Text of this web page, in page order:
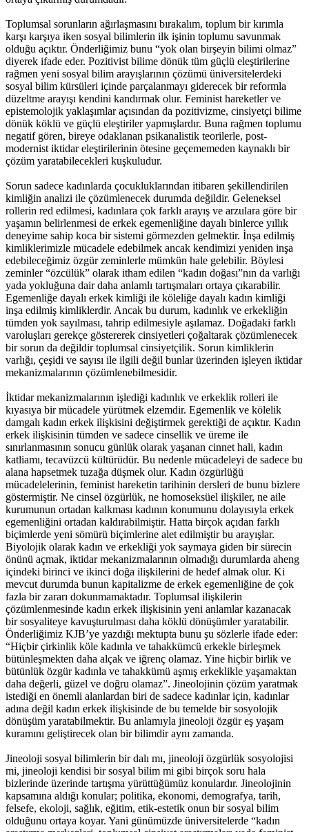
Toplumsal sorunların ağırlaşmasını bırakalım, toplum bir kırımla
karşı karşıya iken sosyal bilimlerin ilk işinin toplumu savunmak
olduğu açıktır. Önderliğimiz bunu “yok olan birşeyin bilimi olmaz”
diyerek ifade eder. Pozitivist bilime dönük tüm güçlü eleştirilerine
rağmen yeni sosyal bilim arayışlarının çözümü üniversitelerdeki
sosyal bilim kürsüleri içinde parçalanmayı giderecek bir reformla
düzeltme arayışı kendini kandırmak olur. Feminist hareketler ve
epistemolojik yaklaşımlar açısından da pozitivizme, cinsiyetçi bilime
dönük köklü ve güçlü eleştiriler yapmışlardır. Buna rağmen toplumu
negatif gören, bireye odaklanan psikanalistik teorilerle, post-
modernist iktidar eleştirilerinin ötesine geçememeden kaynaklı bir
çözüm yaratabilecekleri kuşkuludur.
Sorun sadece kadınlarda çocukluklarından itibaren şekillendirilen
kimliğin analizi ile çözümlenecek durumda değildir. Geleneksel
rollerin red edilmesi, kadınlara çok farklı arayış ve arzulara göre bir
yaşamın belirlenmesi de erkek egemenliğine dayalı binlerce yıllık
deneyime sahip koca bir sistemi görmezden gelmektir. İnşa edilmiş
kimliklerimizle mücadele edebilmek ancak kendimizi yeniden inşa
edebileceğimiz özgür zeminlerle mümkün hale gelebilir. Böylesi
zeminler “özcülük” olarak itham edilen “kadın doğası”nın da varlığı
yada yokluğuna dair daha anlamlı tartışmaları ortaya çıkarabilir.
Egemenliğe dayalı erkek kimliği ile köleliğe dayalı kadın kimliği
inşa edilmiş kimliklerdir. Ancak bu durum, kadınlık ve erkekliğin
tümden yok sayılması, tahrip edilmesiyle aşılamaz. Doğadaki farklı
varoluşları gerekçe göstererek cinsiyetleri çoğaltarak çözümlenecek
bir sorun da değildir toplumsal cinsiyetçilik. Sorun kimliklerin
varlığı, çeşidi ve sayısı ile ilgili değil bunlar üzerinden işleyen iktidar
mekanizmalarının çözümlenebilmesidir.
İktidar mekanizmalarının işlediği kadınlık ve erkeklik rolleri ile
kıyasıya bir mücadele yürütmek elzemdir. Egemenlik ve kölelik
damgalı kadın erkek ilişkisini değiştirmek gerektiği de açıktır. Kadın
erkek ilişkisinin tümden ve sadece cinsellik ve üreme ile
sınırlanmasının sonucu günlük olarak yaşanan cinnet hali, kadın
katliamı, tecavüzcü kültürüdür. Bu nedenle mücadeleyi de sadece bu
alana hapsetmek tuzağa düşmek olur. Kadın özgürlüğü
mücadelelerinin, feminist hareketin tarihinin dersleri de bunu bizlere
göstermiştir. Ne cinsel özgürlük, ne homoseksüel ilişkiler, ne aile
kurumunun ortadan kalkması kadının konumunu dolayısıyla erkek
egemenliğini ortadan kaldırabilmiştir. Hatta birçok açıdan farklı
biçimlerde yeni sömürü biçimlerine alet edilmiştir bu arayışlar.
Biyolojik olarak kadın ve erkekliği yok saymaya giden bir sürecin
önünü açmak, iktidar mekanizmalarının olmadığı durumlarda aheng
içindeki birinci ve ikinci doğa ilişkilerini de hedef almak olur. Ki
mevcut durumda bunun kapitalizme de erkek egemenliğine de çok
fazla bir zararı dokunmamaktadır. Toplumsal ilişkilerin
çözümlenmesinde kadın erkek ilişkisinin yeni anlamlar kazanacak
bir sosyaliteye kavuşturulması daha köklü dönüşümler yaratabilir.
Önderliğimiz KJB’ye yazdığı mektupta bunu şu sözlerle ifade eder:
“Hiçbir çirkinlik köle kadınla ve tahakkümcü erkekle birleşmek
bütünleşmekten daha alçak ve iğrenç olamaz. Yine hiçbir birlik ve
bütünlük özgür kadınla ve tahakkümü aşmış erkeklikle yaşamaktan
daha değerli, güzel ve doğru olamaz”. Jineolojinin çözüm yaratmak
istediği en önemli alanlardan biri de sadece kadınlar için, kadınlar
adına değil kadın erkek ilişkisinde de bu temelde bir sosyolojik
dönüşüm yaratabilmektir. Bu anlamıyla jineoloji özgür eş yaşam
kuramını geliştirecek olan bir bilimdir aynı zamanda.
Jineoloji sosyal bilimlerin bir dalı mı, jineoloji özgürlük sosyolojisi
mi, jineoloji kendisi bir sosyal bilim mi gibi birçok soru hala
bizlerinde üzerinde tartışma yürüttüğümüz konulardır. Jineolojinin
kapsamına aldığı konular; politika, ekonomi, demografya, tarih,
felsefe, ekoloji, sağlık, eğitim, etik-estetik onun bir sosyal bilim
olduğunu ortaya koyar. Yani günümüzde üniversitelerde “kadın